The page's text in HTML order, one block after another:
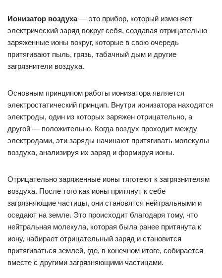
Ионизатор воздуха— это прибор, который изменяет
электрический заряд вокруг себя, создавая отрицательно
заряженные ионы вокруг, которые в свою очередь
притягивают пыль, грязь, табачный дым и другие
загрязнители воздуха.
Основным принципом работы ионизатора является
электростатический принцип. Внутри ионизатора находятся
электроды, один из которых заряжен отрицательно, а
другой — положительно. Когда воздух проходит между
электродами, эти заряды начинают притягивать молекулы
воздуха, анализируя их заряд и формируя ионы.
Отрицательно заряженные ионы тяготеют к загрязнителям
воздуха. После того как ионы притянут к себе
загрязняющие частицы, они становятся нейтральными и
оседают на земле. Это происходит благодаря тому, что
нейтральная молекула, которая была ранее притянута к
иону, набирает отрицательный заряд и становится
притягиваться землей, где, в конечном итоге, собирается
вместе с другими загрязняющими частицами.